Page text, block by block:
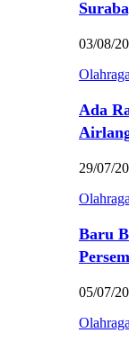
03/08/
Olahraga
Ada
29/07/
Olahraga
Baru
05/07/
Olahraga